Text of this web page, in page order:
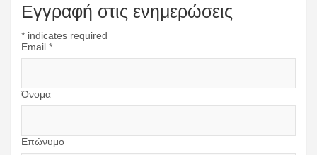
Εγγραφή στις ενημερώσεις
* indicates required
Email *
Όνομα
Επώνυμο